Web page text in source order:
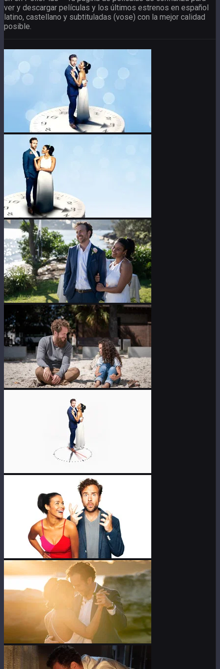
ver y descargar películas y los últimos estrenos en español
latino, castellano y subtituladas (vose) con la mejor calidad
posible.